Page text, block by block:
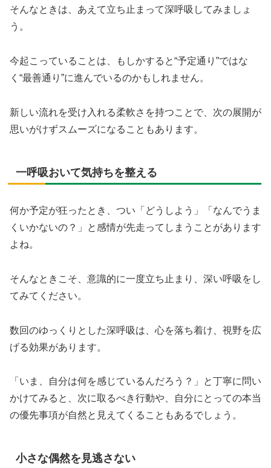
そんなときは、あえて立ち止まって深呼吸してみましょ
う。
今起こっていることは、もしかすると“予定通り”ではな
く“最善通り”に進んでいるのかもしれません。
新しい流れを受け入れる柔軟さを持つことで、次の展開が
思いがけずスムーズになることもあります。
一呼吸おいて気持ちを整える
何か予定が狂ったとき、つい「どうしよう」「なんでうま
くいかないの？」と感情が先走ってしまうことがあります
よね。
そんなときこそ、意識的に一度立ち止まり、深い呼吸をし
てみてください。
数回のゆっくりとした深呼吸は、心を落ち着け、視野を広
げる効果があります。
「いま、自分は何を感じているんだろう？」と丁寧に問い
かけてみると、次に取るべき行動や、自分にとっての本当
の優先事項が自然と見えてくることもあるでしょう。
小さな偶然を見逃さない